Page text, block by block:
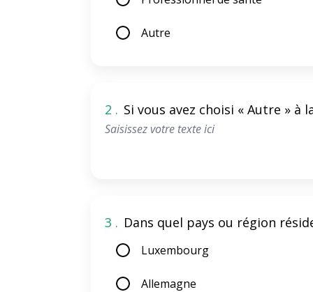
Autre
2 . Si vous avez choisi « Autre »
3 . Dans quel pays ou région
Luxembourg
Allemagne